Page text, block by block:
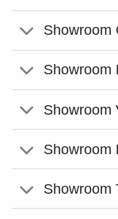
Showroom
Showroom
Showroom
Showroom
Showroom